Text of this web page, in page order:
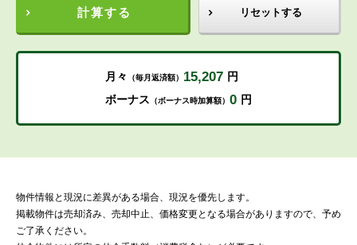
計算する リセットする
月々 （毎月返済額） 15,207 円
ボーナス （ボーナス時加算額） 0 円
物件情報と現況に差異がある場合、現況を優先します。
掲載物件は売却済み、売却中止、価格変更となる場合がありますので、予め
ご了承ください。